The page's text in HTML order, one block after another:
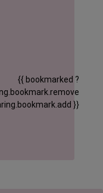
{{ bookmarked ?
}}